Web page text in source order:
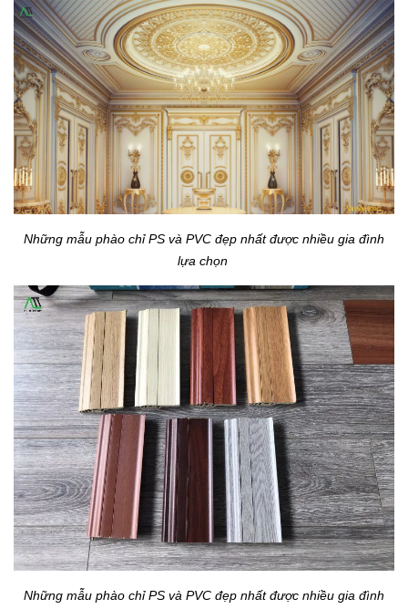
Những mẫu phào chỉ PS và PVC đẹp nhất được nhiều gia đình
lựa chọn
Những mẫu phào chỉ PS và PVC đẹp nhất được nhiều gia đình